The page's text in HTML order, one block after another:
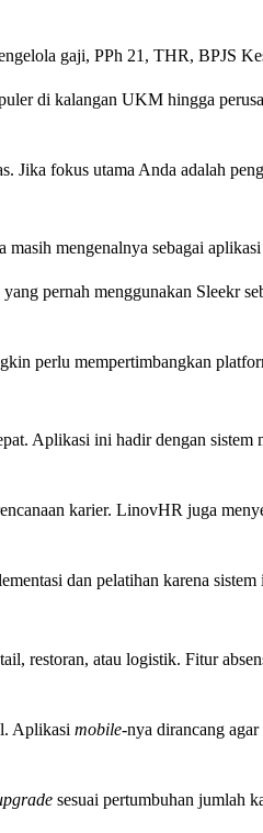
gaji, PPh 21, THR, BPJS
di kalangan UKM hingga
fokus utama Anda adalah
mengenalnya sebagai
pernah menggunakan Sleekr
perlu mempertimbangkan
Aplikasi ini hadir dengan sistem
karier. LinovHR juga
dan pelatihan karena
restoran, atau logistik. Fitur
Aplikasi mobile-nya dirancang
sesuai pertumbuhan jumlah